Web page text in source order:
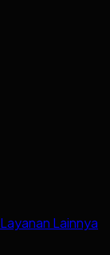
Layanan Lainnya